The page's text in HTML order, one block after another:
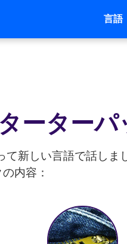
言語
ーターパ
て新しい言語で話しま
内容：